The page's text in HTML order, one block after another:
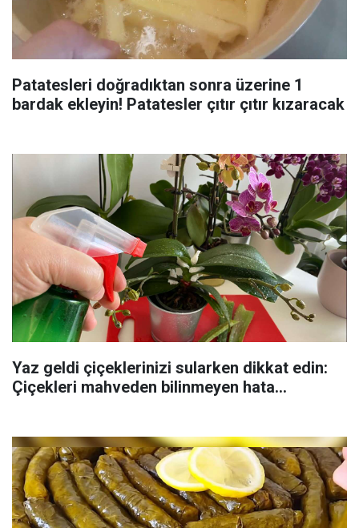
Patatesleri doğradıktan sonra üzerine 1
bardak ekleyin! Patatesler çıtır çıtır kızaracak
Yaz geldi çiçeklerinizi sularken dikkat edin:
Çiçekleri mahveden bilinmeyen hata...